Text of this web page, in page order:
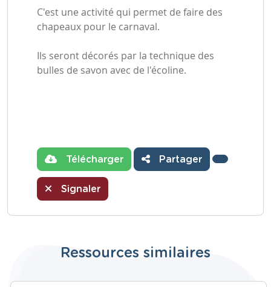
C'est une activité qui permet de faire des
chapeaux pour le carnaval.
Ils seront décorés par la technique des
bulles de savon avec de l'écoline.
Télécharger Partager
Signaler
Ressources similaires